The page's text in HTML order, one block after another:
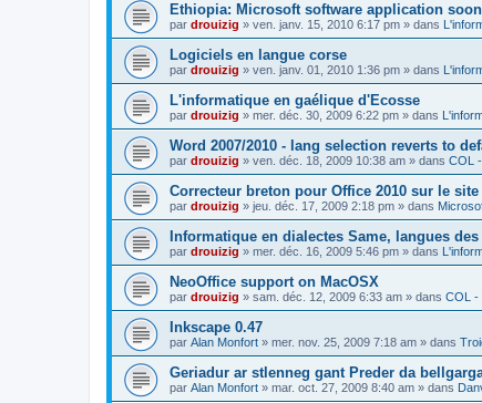
Ethiopia: Microsoft software application
par drouizig » ven. janv. 15, 2010 6:17 pm » dans
Logiciels en langue corse
par drouizig » ven. janv. 01, 2010 1:36 pm » dans
L'informatique en gaélique d'Ecosse
par drouizig » mer. déc. 30, 2009 6:22 pm » dans
Word 2007/2010 - lang selection reverts to
par drouizig » ven. déc. 18, 2009 10:38 am » dans COL
Correcteur breton pour Office 2010 sur le
par drouizig » jeu. déc. 17, 2009 2:18 pm » dans
Informatique en dialectes Same, langues
par drouizig » mer. déc. 16, 2009 5:46 pm » dans
NeoOffice support on MacOSX
par drouizig » sam. déc. 12, 2009 6:33 am » dans COL -
Inkscape 0.47
par Alan Monfort » mer. nov. 25, 2009 7:18 am » dans
Geriadur ar stlenneg gant Preder da
par Alan Monfort » mar. oct. 27, 2009 8:40 am » dans